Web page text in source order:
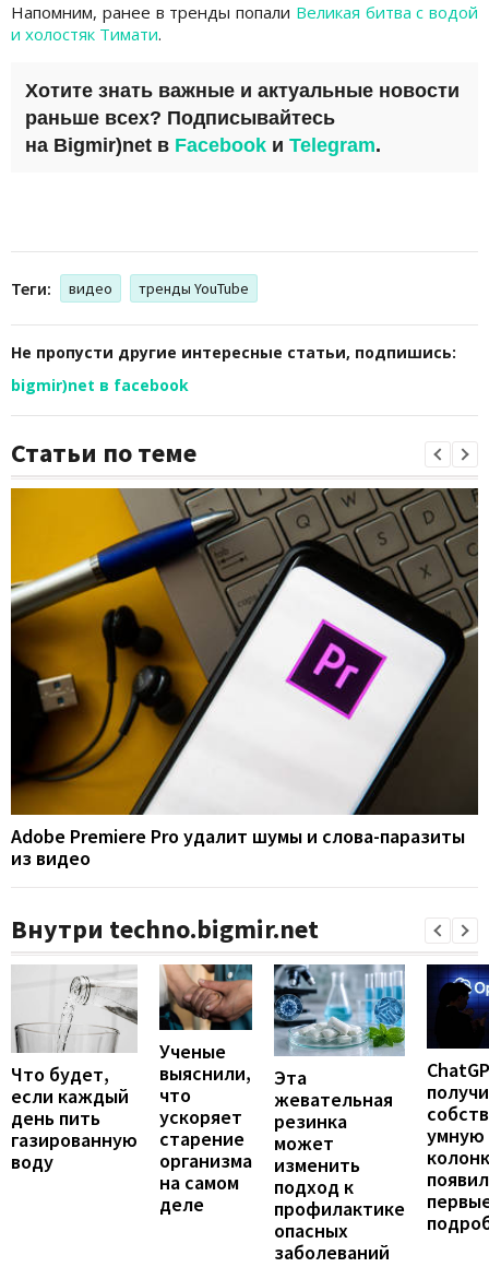
Напомним, ранее в тренды попали Великая битва с водой
и холостяк Тимати.
Хотите знать важные и актуальные новости
раньше всех? Подписывайтесь
на Bigmir)net в Facebook и Telegram.
Теги: видео тренды YouTube
Не пропусти другие интересные статьи, подпишись:
bigmir)net в facebook
Статьи по теме
Adobe Premiere Pro удалит шумы и слова-паразиты
из видео
Внутри techno.bigmir.net
Что будет,
если каждый
день пить
газированную
воду
Ученые
выяснили,
что
ускоряет
старение
организма
на самом
деле
Эта
жевательная
резинка
может
изменить
подход к
профилактике
опасных
заболеваний
умную